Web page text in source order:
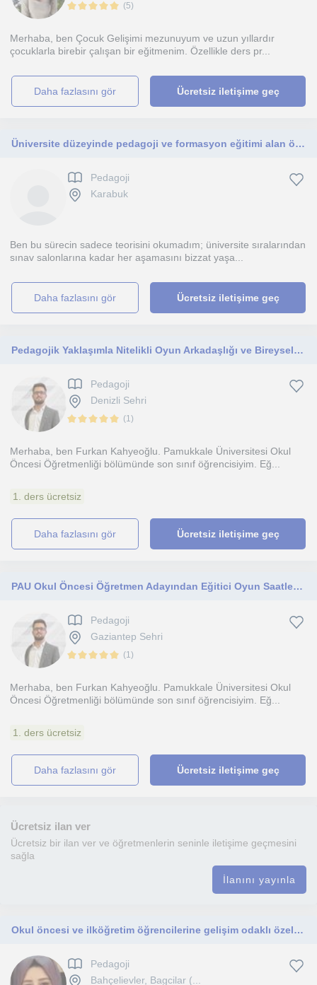
(5)
Merhaba, ben Çocuk Gelişimi mezunuyum ve uzun yıllardır
çocuklarla birebir çalışan bir eğitmenim. Özellikle ders pr...
daha fazlasını gör Ücretsiz iletişime geç
Üniversite düzeyinde pedagoji ve formasyon eğitimi alan öğrencilerin teorik derslerini pratikle birleştiren, sınavlarında başarıyı
Pedagoji
Karabuk
Ben bu sürecin sadece teorisini okumadım; üniversite sıralarından
sınav salonlarına kadar her aşamasını bizzat yaşa...
daha fazlasını gör Ücretsiz iletişime geç
Pedagojik Yaklaşımla Nitelikli Oyun Arkadaşlığı ve Bireysel Gelişim Mentörlüğü
Pedagoji
Denizli Sehri
(1)
Merhaba, ben Furkan Kahyeoğlu. Pamukkale Üniversitesi Okul
Öncesi Öğretmenliği bölümünde son sınıf öğrencisiyim. Eğ...
1. ders ücretsiz
daha fazlasını gör Ücretsiz iletişime geç
PAU Okul Öncesi Öğretmen Adayından Eğitici Oyun Saatleri ve Nitelikli Evde Bakım Hizmeti
Pedagoji
Gaziantep Sehri
(1)
Merhaba, ben Furkan Kahyeoğlu. Pamukkale Üniversitesi Okul
Öncesi Öğretmenliği bölümünde son sınıf öğrencisiyim. Eğ...
1. ders ücretsiz
daha fazlasını gör Ücretsiz iletişime geç
Ücretsiz ilan ver
Ücretsiz bir ilan ver ve öğretmenlerin seninle iletişime geçmesini
sağla
İlanını yayınla
Okul öncesi ve ilköğretim öğrencilerine gelişim odaklı özel dersler veriyorum.
Pedagoji
Bahçelievler, Bagcilar (...